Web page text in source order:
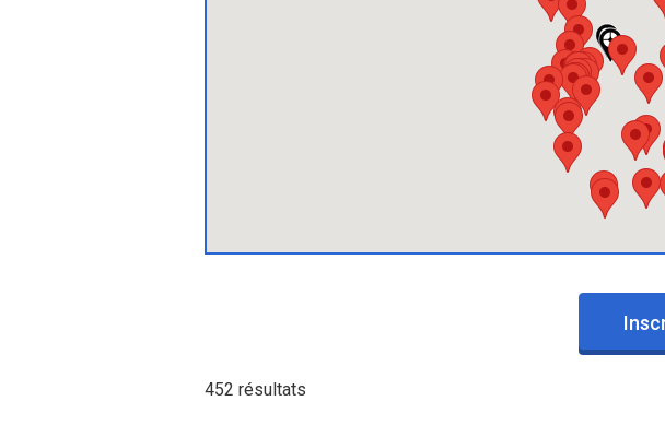
452 résultats